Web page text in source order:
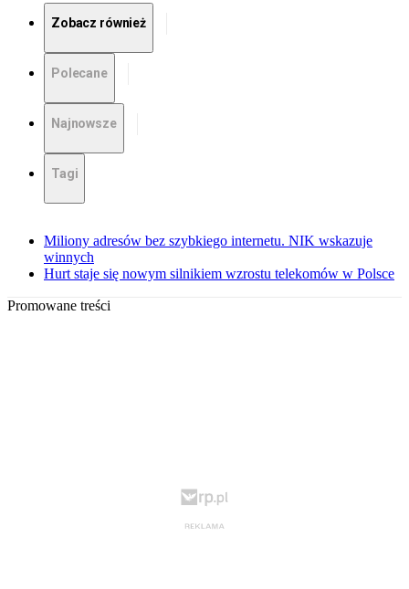
Zobacz również
Polecane
Najnowsze
Tagi
Miliony adresów bez szybkiego internetu. NIK wskazuje
winnych
Hurt staje się nowym silnikiem wzrostu telekomów w Polsce
Promowane treści